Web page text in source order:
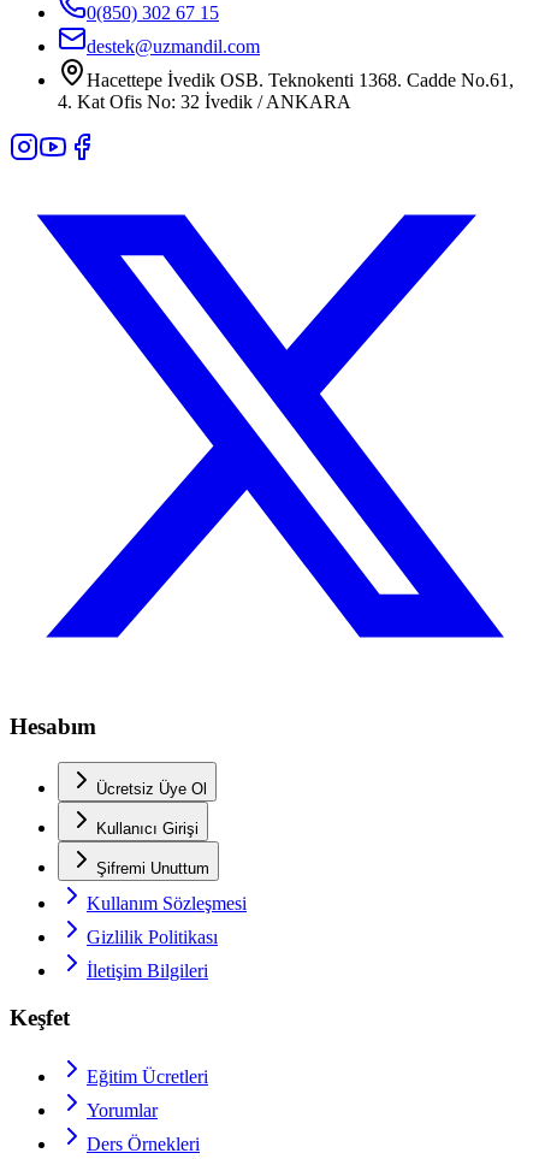
0(850) 302 67 15
destek@uzmandil.com
Hacettepe İvedik OSB. Teknokenti 1368. Cadde No.61,
4. Kat Ofis No: 32 İvedik / ANKARA
Hesabım
Ücretsiz Üye Ol
Kullanıcı Girişi
Şifremi Unuttum
Kullanım Sözleşmesi
Gizlilik Politikası
İletişim Bilgileri
Keşfet
Eğitim Ücretleri
Yorumlar
Ders Örnekleri